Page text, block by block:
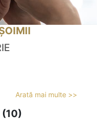
Arată mai multe >>
(10)